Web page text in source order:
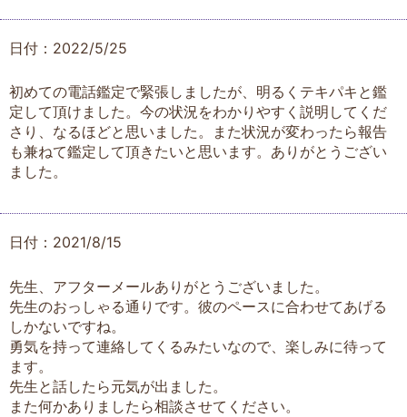
日付：2022/5/25
初めての電話鑑定で緊張しましたが、明るくテキパキと鑑
定して頂けました。今の状況をわかりやすく説明してくだ
さり、なるほどと思いました。また状況が変わったら報告
も兼ねて鑑定して頂きたいと思います。ありがとうござい
ました。
日付：2021/8/15
先生、アフターメールありがとうございました。
先生のおっしゃる通りです。彼のペースに合わせてあげる
しかないですね。
勇気を持って連絡してくるみたいなので、楽しみに待って
ます。
先生と話したら元気が出ました。
また何かありましたら相談させてください。